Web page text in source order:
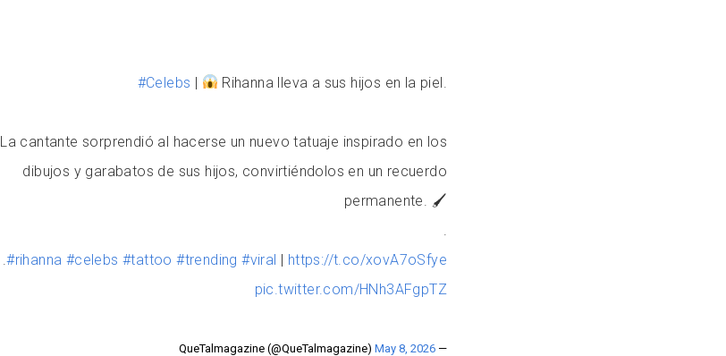
#Celebs | Rihanna lleva a sus hijos en la piel.
La cantante sorprendió al hacerse un nuevo tatuaje inspirado en los
dibujos y garabatos de sus hijos, convirtiéndolos en un recuerdo
permanente. 🖌
.#rihanna #celebs #tattoo #trending #viral | https://t.co/xovA7oSfye
pic.twitter.com/HNh3AFgpTZ
— QueTalmagazine (@QueTalmagazine)
May 8, 2026